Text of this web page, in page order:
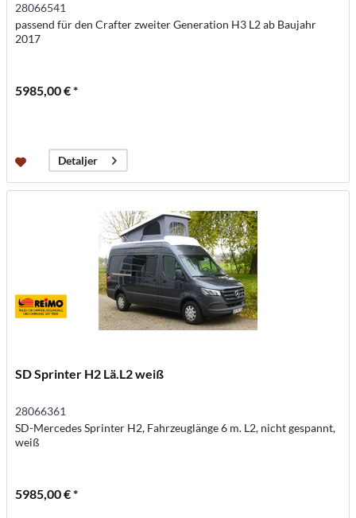
28066541
passend für den Crafter zweiter Generation H3 L2 ab Baujahr
2017
5985,00 € *
Detaljer
SD Sprinter H2 Lä.L2 weiß
28066361
SD-Mercedes Sprinter H2, Fahrzeuglänge 6 m. L2, nicht gespannt,
weiß
5985,00 € *